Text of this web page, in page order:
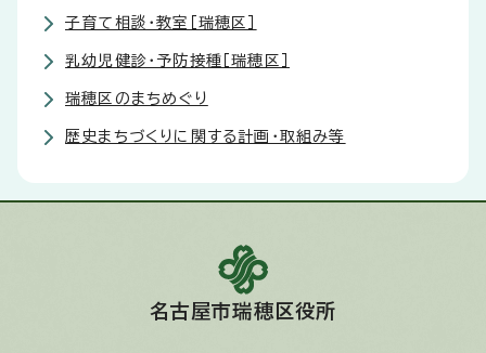
子育て相談・教室［瑞穂区］
乳幼児健診・予防接種［瑞穂区］
瑞穂区のまちめぐり
歴史まちづくりに関する計画・取組み等
名古屋市瑞穂区役所